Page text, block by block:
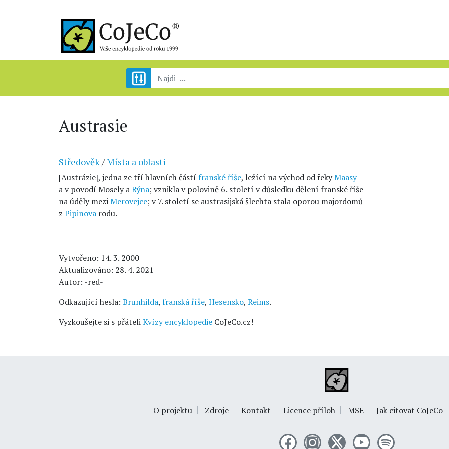
Austrasie
Středověk/Místa a oblasti
[Austrázie], jedna ze tří hlavních částí franské říše, ležící na východ od řekyMaasy
a v povodí Mosely aRýna; vznikla v polovině 6. století v důsledku dělení franské říše
na úděly meziMerovejce; v 7. století se austrasijská šlechta stala oporou majordomů
z Pipinova rodu.
Vytvořeno: 14. 3. 2000
Aktualizováno: 28. 4. 2021
Autor: -red-
Odkazující hesla: Brunhilda, franská říše, Hesensko, Reims.
Vyzkoušejte si s přáteliKvízy encyklopedie CoJeCo.cz!
O projektu Zdroje Kontakt Licence příloh MSE Jak citovat CoJeCo